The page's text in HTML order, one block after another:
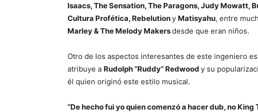
Isaacs, The Sensation, The Paragons, Judy Mowatt,
Cultura Profética, Rebelutiony Matisyahu, entre
Marley & The Melody Makersdesde que eran niños.
Otro de los aspectos interesantes de este ingeniero
atribuye a Rudolph “Ruddy” Redwood y su
él quien originó este estilo musical.
“De hecho fui yo quien comenzó a hacer dub, no